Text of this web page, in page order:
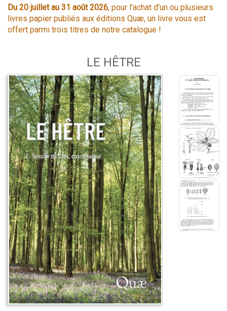
Du 20 juillet au 31 août 2026, pour l'achat d'un ou plusieurs
livres papier publiés aux éditions Quæ, un livre vous est
offert parmi trois titres de notre catalogue !
LE HÊTRE